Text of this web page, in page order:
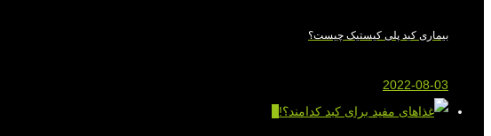
بیماری کبد پلی کیستیک چیست؟
2022-08-03